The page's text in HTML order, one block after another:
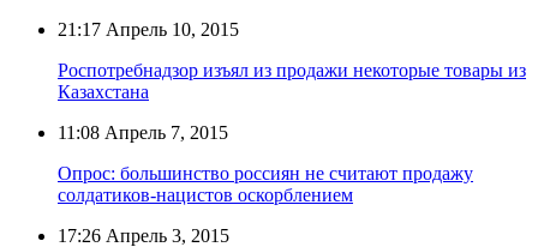
21:17 Апрель 10, 2015
Роспотребнадзор изъял из продажи некоторые товары из
Казахстана
11:08 Апрель 7, 2015
Опрос: большинство россиян не считают продажу
солдатиков-нацистов оскорблением
17:26 Апрель 3, 2015